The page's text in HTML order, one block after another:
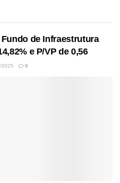
Fundo de Infraestrutura
e P/VP de 0,56
2025 0